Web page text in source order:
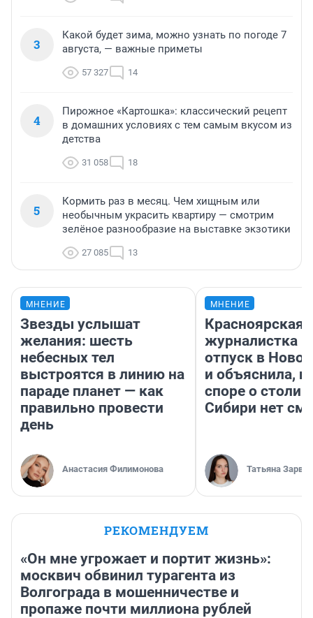
3
Какой будет зима, можно узнать по погоде 7
августа, — важные приметы
57 327 14
4
Пирожное «Картошка»: классический рецепт
в домашних условиях с тем самым вкусом из
детства
31 058 18
5
Кормить раз в месяц. Чем хищным или
необычным украсить квартиру — смотрим
зелёное разнообразие на выставке экзотики
27 085 13
МНЕНИЕ
Звезды услышат
желания: шесть
небесных тел
выстроятся в линию на
параде планет — как
правильно провести
день
Анастасия Филимонова
МНЕНИЕ
Красноярская
журналистка
отпуск в
и объяснила,
споре о
Сибири нет
Татьяна Зарва
РЕКОМЕНДУЕМ
«Он мне угрожает и портит жизнь»:
москвич обвинил турагента из
Волгограда в мошенничестве и
пропаже почти миллиона рублей